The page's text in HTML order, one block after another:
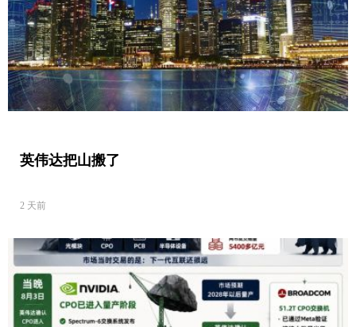
英伟达把山搬了
2 天前